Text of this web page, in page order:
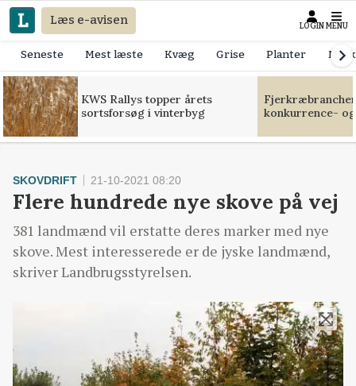
Læs e-avisen LOGIN MENU
Seneste Mest læste Kvæg Grise Planter
KWS Rallys topper årets
sortsforsøg i vinterbyg
konkurrence-
SKOVDRIFT 21-10-2021 08:20
Flere hundrede nye skove på vej
381 landmænd vil erstatte deres marker med nye
skove. Mest interesserede er de jyske landmænd,
skriver Landbrugsstyrelsen.